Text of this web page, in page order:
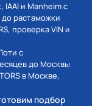
и Manheim с
растаможки
проверка VIN и
с
до Москвы
в Москве,
подбор